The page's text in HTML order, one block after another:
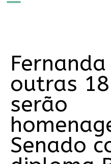
outras
serão
Senado